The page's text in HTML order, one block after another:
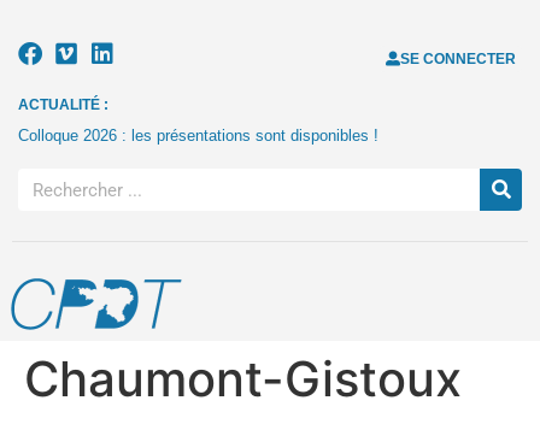
SE CONNECTER
ACTUALITÉ :
Colloque 2026 : les présentations sont disponibles !
Chaumont-Gistoux